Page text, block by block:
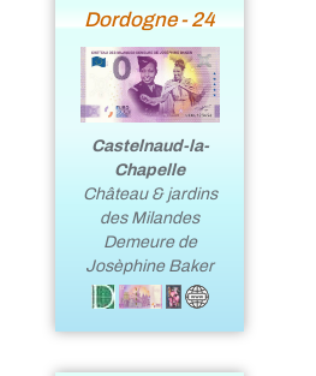
Dordogne - 24
Castelnaud-la-
Chapelle
Château & jardins
des Milandes
Demeure de
Josèphine Baker